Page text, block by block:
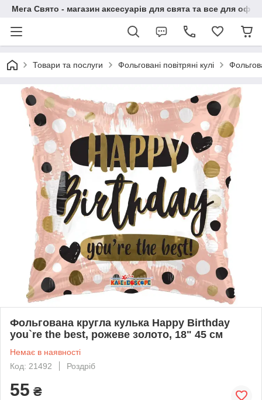
Мега Свято - магазин аксесуарів для свята та все для
Товари та послуги Фольговані повітряні кулі
Фольгована кругла кулька Нappy Вirthday
you`re the best, рожеве золото, 18" 45 см
Немає в наявності
Код: 21492
Роздріб
55 ₴